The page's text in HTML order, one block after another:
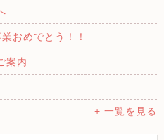
おめでとう！！
案内
+ 一覧を見る